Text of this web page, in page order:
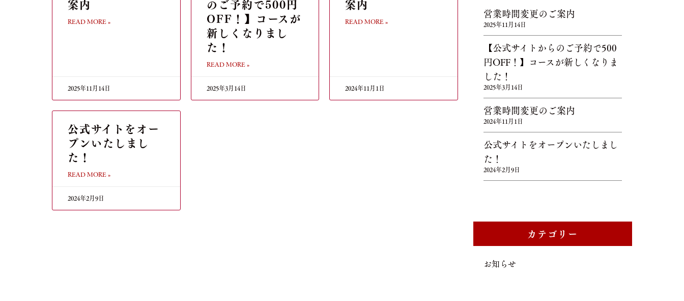
案内
READ MORE »
2025年11月14日
のご予約で500円
OFF！】コースが
新しくなりまし
た！
READ MORE »
2025年3月14日
案内
READ MORE »
2024年11月1日
公式サイトをオー
プンいたしまし
た！
READ MORE »
2024年2月9日
営業時間変更のご案内
2025年11月14日
【公式サイトからのご予約で500
円OFF！】コースが新しくなりま
した！
2025年3月14日
営業時間変更のご案内
2024年11月1日
公式サイトをオープンいたしまし
た！
2024年2月9日
カテゴリー
お知らせ